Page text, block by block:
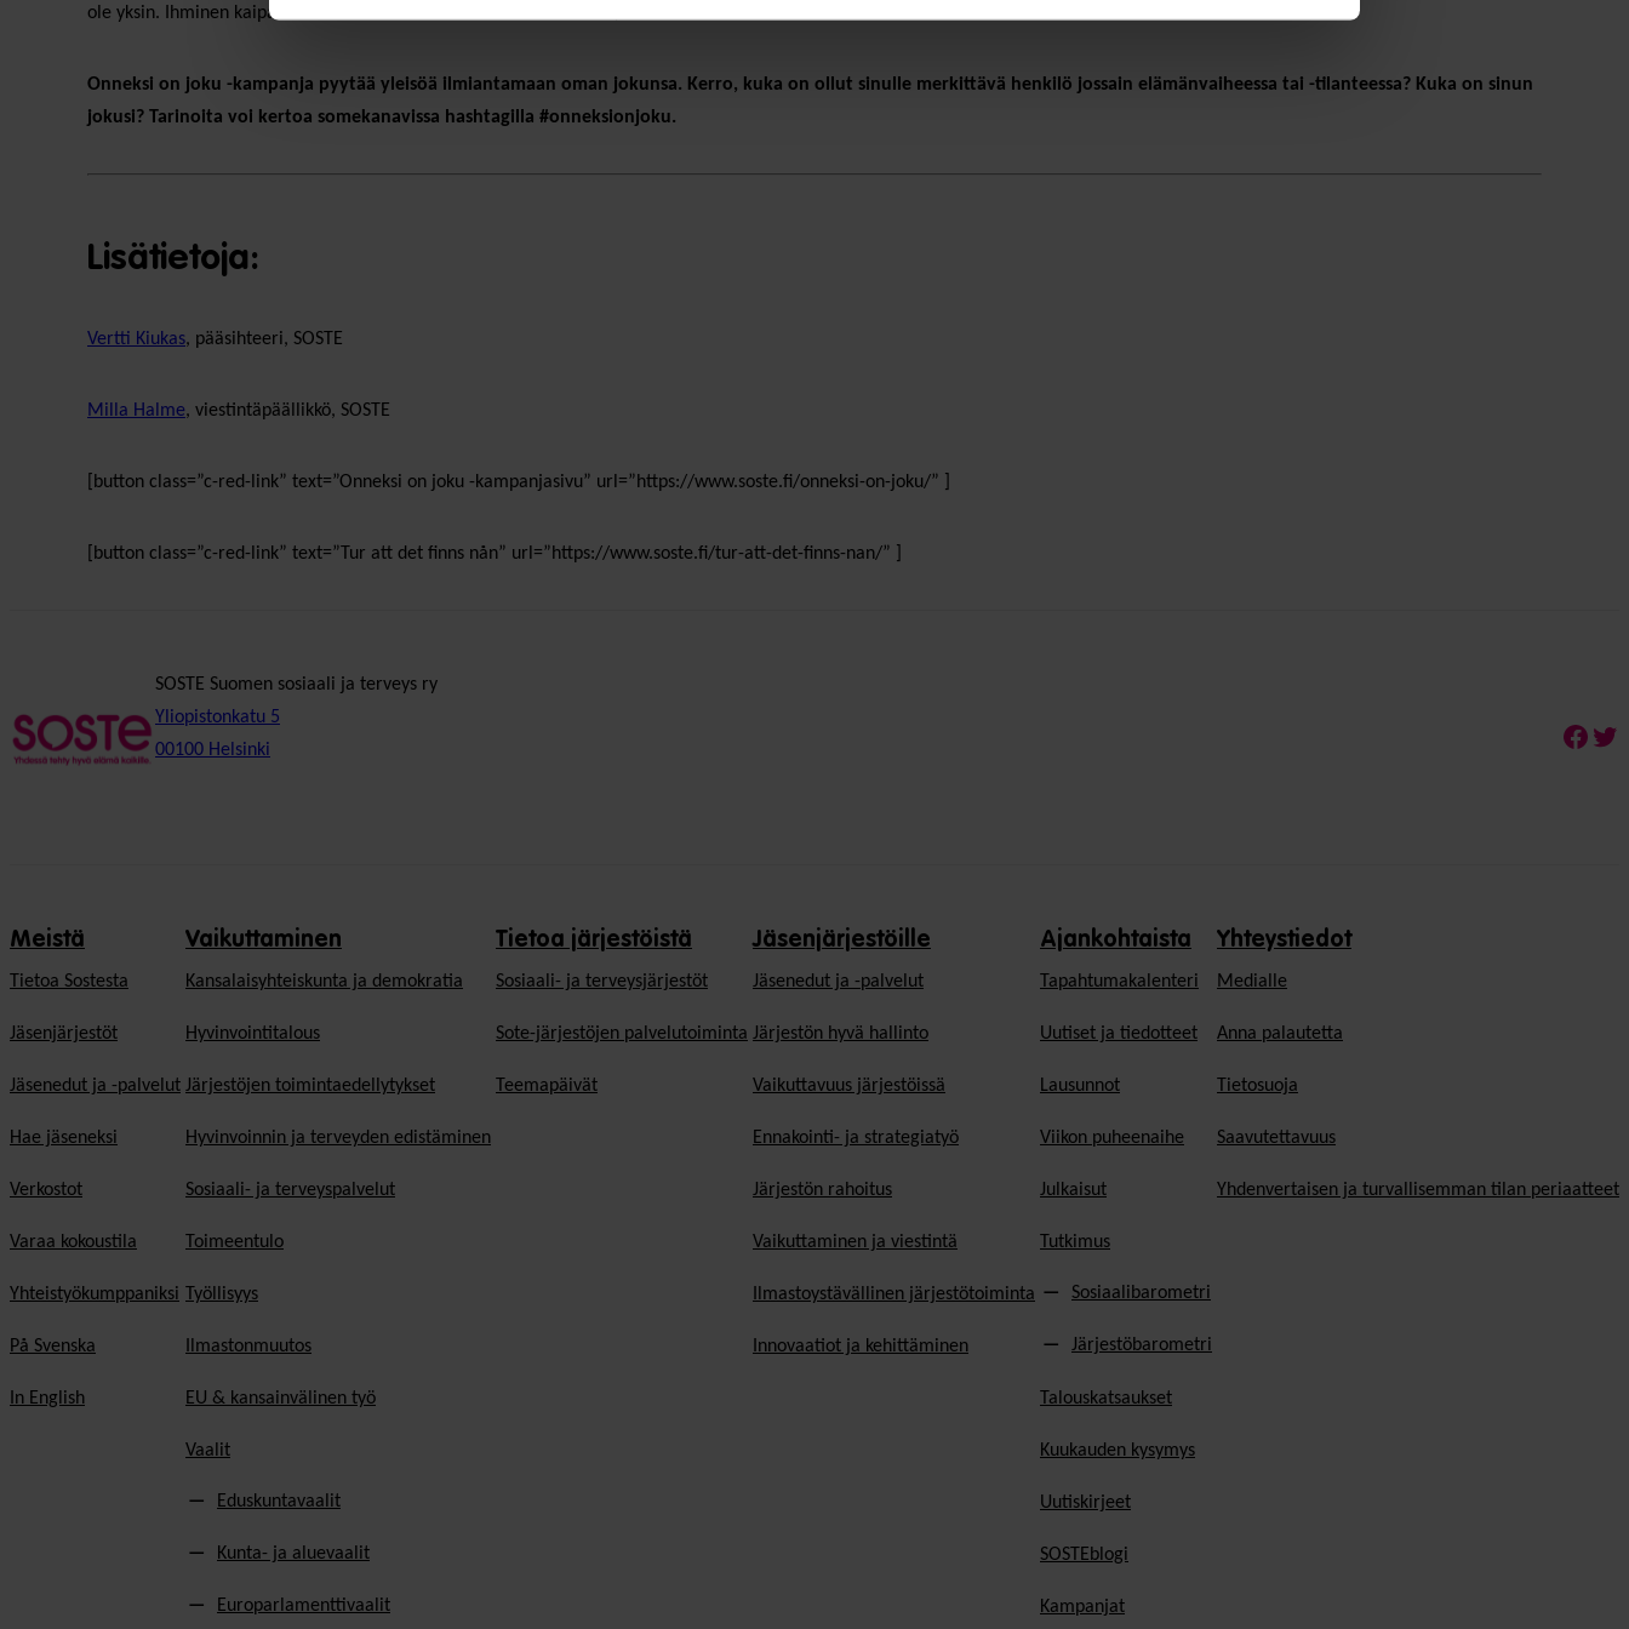
ole yksin. Ihminen kaipaa toista ihmistä muulloinkin kuin kriiseissä”, toteaa Vertti Kiukas SOSTEsta.
Onneksi on joku -kampanja pyytää yleisöä ilmiantamaan oman jokunsa. Kerro, kuka on ollut sinulle merkittävä henkilö jossain elämänvaiheessa tai -tilanteessa? Kuka on sinun
jokusi? Tarinoita voi kertoa somekanavissa hashtagilla #onneksionjoku.
Lisätietoja:
Vertti Kiukas, pääsihteeri, SOSTE
Milla Halme, viestintäpäällikkö, SOSTE
[button class=”c-red-link” text=”Onneksi on joku -kampanjasivu” url=”https://www.soste.fi/onneksi-on-joku/” ]
[button class=”c-red-link” text=”Tur att det finns nån” url=”https://www.soste.fi/tur-att-det-finns-nan/” ]
SOSTE Suomen sosiaali ja terveys ry
Yliopistonkatu 5
00100 Helsinki
Meistä
Tietoa Sostesta
Jäsenjärjestöt
Jäsenedut ja -palvelut
Hae jäseneksi
Verkostot
Varaa kokoustila
Yhteistyökumppaniksi
På Svenska
In English
Vaikuttaminen
Kansalaisyhteiskunta ja demokratia
Hyvinvointitalous
Järjestöjen toimintaedellytykset
Hyvinvoinnin ja terveyden edistäminen
Sosiaali- ja terveyspalvelut
Toimeentulo
Työllisyys
Ilmastonmuutos
EU & kansainvälinen työ
Vaalit
Eduskuntavaalit
Kunta- ja aluevaalit
Europarlamenttivaalit
Tietoa järjestöistä
Sosiaali- ja terveysjärjestöt
Sote-järjestöjen palvelutoiminta
Teemapäivät
Jäsenjärjestöille
Jäsen­edut ja -palvelut
Järjestön hyvä hallinto
Vaikuttavuus järjestöissä
Ennakointi- ja strategiatyö
Järjestön rahoitus
Vaikuttaminen ja viestintä
Ilmastoystävällinen järjestötoiminta
Innovaatiot ja kehittäminen
Ajankohtaista
Tapahtumakalenteri
Uutiset ja tiedotteet
Lausunnot
Viikon puheenaihe
Julkaisut
Tutkimus
Sosiaalibarometri
Järjestöbarometri
Talouskatsaukset
Kuukauden kysymys
Uutiskirjeet
SOSTEblogi
Kampanjat
Yhteystiedot
Medialle
Anna palautetta
Tietosuoja
Saavutettavuus
Yhdenvertaisen ja turvallisemman tilan periaatteet